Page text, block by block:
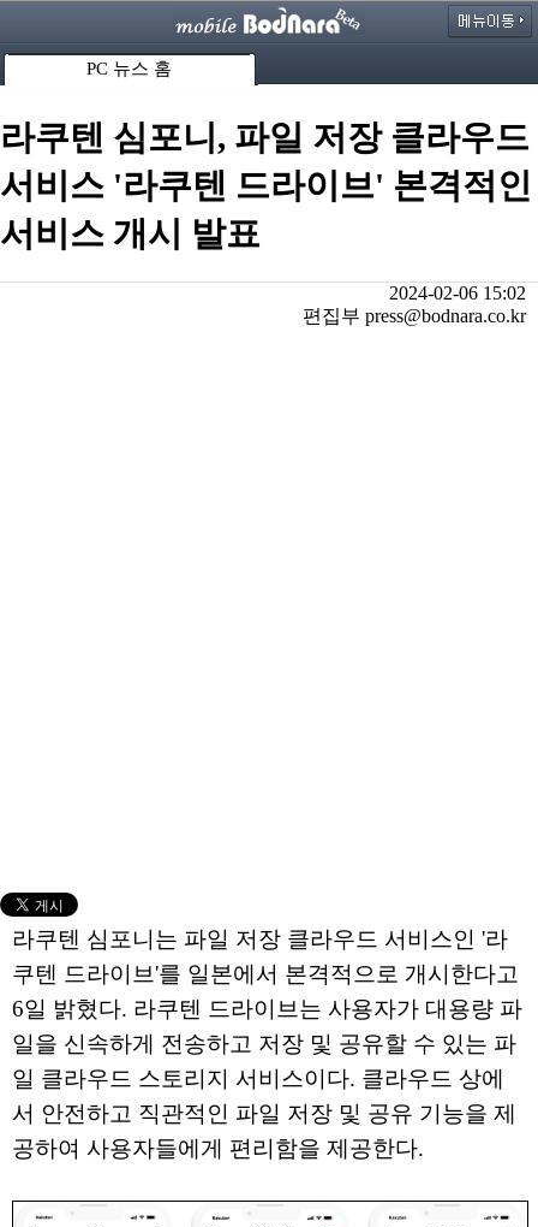
PC 뉴스 홈
라쿠텐 심포니, 파일 저장 클라우드
서비스 '라쿠텐 드라이브' 본격적인
서비스 개시 발표
2024-02-06 15:02
편집부 press@bodnara.co.kr
라쿠텐 심포니는 파일 저장 클라우드 서비스인 '라
쿠텐 드라이브'를 일본에서 본격적으로 개시한다고
6일 밝혔다. 라쿠텐 드라이브는 사용자가 대용량 파
일을 신속하게 전송하고 저장 및 공유할 수 있는 파
일 클라우드 스토리지 서비스이다. 클라우드 상에
서 안전하고 직관적인 파일 저장 및 공유 기능을 제
공하여 사용자들에게 편리함을 제공한다.